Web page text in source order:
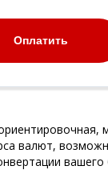
Оплатить
валют,
вашего